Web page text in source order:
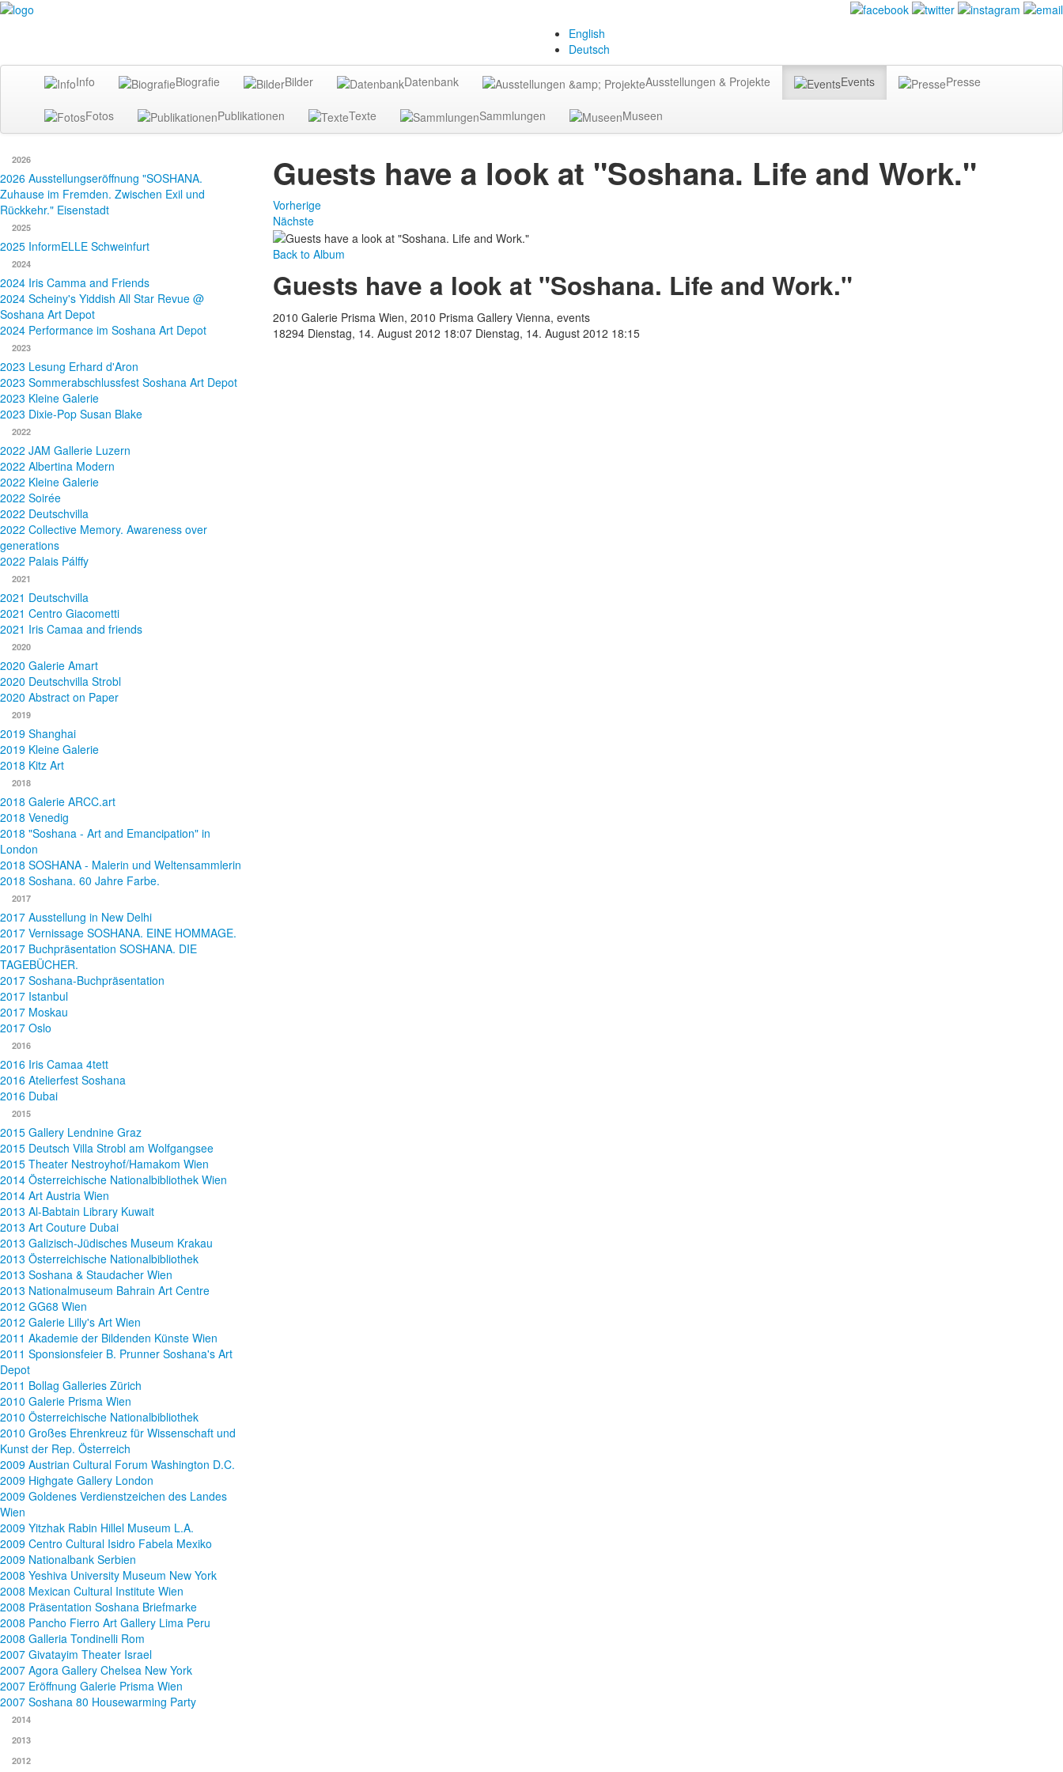
English
Deutsch
Info Biografie Bilder Datenbank Ausstellungen & Projekte Events Presse
Fotos Publikationen Texte Sammlungen Museen
2026
2026 Ausstellungseröffnung "SOSHANA.
Zuhause im Fremden. Zwischen Exil und
Rückkehr." Eisenstadt
2025
2025 InformELLE Schweinfurt
2024
2024 Iris Camma and Friends
2024 Scheiny's Yiddish All Star Revue @
Soshana Art Depot
2024 Performance im Soshana Art Depot
2023
2023 Lesung Erhard d'Aron
2023 Sommerabschlussfest Soshana Art Depot
2023 Kleine Galerie
2023 Dixie-Pop Susan Blake
2022
2022 JAM Gallerie Luzern
2022 Albertina Modern
2022 Kleine Galerie
2022 Soirée
2022 Deutschvilla
2022 Collective Memory. Awareness over
generations
2022 Palais Pálffy
2021
2021 Deutschvilla
2021 Centro Giacometti
2021 Iris Camaa and friends
2020
2020 Galerie Amart
2020 Deutschvilla Strobl
2020 Abstract on Paper
2019
2019 Shanghai
2019 Kleine Galerie
2018 Kitz Art
2018
2018 Galerie ARCC.art
2018 Venedig
2018 "Soshana - Art and Emancipation" in
London
2018 SOSHANA - Malerin und Weltensammlerin
2018 Soshana. 60 Jahre Farbe.
2017
2017 Ausstellung in New Delhi
2017 Vernissage SOSHANA. EINE HOMMAGE.
2017 Buchpräsentation SOSHANA. DIE
TAGEBÜCHER.
2017 Soshana-Buchpräsentation
2017 Istanbul
2017 Moskau
2017 Oslo
2016
2016 Iris Camaa 4tett
2016 Atelierfest Soshana
2016 Dubai
2015
2015 Gallery Lendnine Graz
2015 Deutsch Villa Strobl am Wolfgangsee
2015 Theater Nestroyhof/Hamakom Wien
2014 Österreichische Nationalbibliothek Wien
2014 Art Austria Wien
2013 Al-Babtain Library Kuwait
2013 Art Couture Dubai
2013 Galizisch-Jüdisches Museum Krakau
2013 Österreichische Nationalbibliothek
2013 Soshana & Staudacher Wien
2013 Nationalmuseum Bahrain Art Centre
2012 GG68 Wien
2012 Galerie Lilly's Art Wien
2011 Akademie der Bildenden Künste Wien
2011 Sponsionsfeier B. Prunner Soshana's Art
Depot
2011 Bollag Galleries Zürich
2010 Galerie Prisma Wien
2010 Österreichische Nationalbibliothek
2010 Großes Ehrenkreuz für Wissenschaft und
Kunst der Rep. Österreich
2009 Austrian Cultural Forum Washington D.C.
2009 Highgate Gallery London
2009 Goldenes Verdienstzeichen des Landes
Wien
2009 Yitzhak Rabin Hillel Museum L.A.
2009 Centro Cultural Isidro Fabela Mexiko
2009 Nationalbank Serbien
2008 Yeshiva University Museum New York
2008 Mexican Cultural Institute Wien
2008 Präsentation Soshana Briefmarke
2008 Pancho Fierro Art Gallery Lima Peru
2008 Galleria Tondinelli Rom
2007 Givatayim Theater Israel
2007 Agora Gallery Chelsea New York
2007 Eröffnung Galerie Prisma Wien
2007 Soshana 80 Housewarming Party
2014
2013
2012
Guests have a look at "Soshana. Life and Work."
Vorherige
Nächste
Back to Album
Guests have a look at "Soshana. Life and Work."
2010 Galerie Prisma Wien, 2010 Prisma Gallery Vienna, events
18294 Dienstag, 14. August 2012 18:07 Dienstag, 14. August 2012 18:15